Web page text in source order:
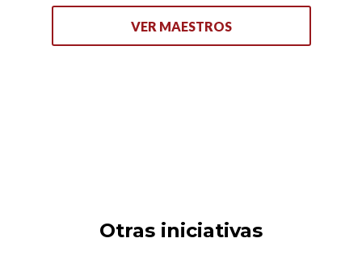
VER MAESTROS
Otras iniciativas